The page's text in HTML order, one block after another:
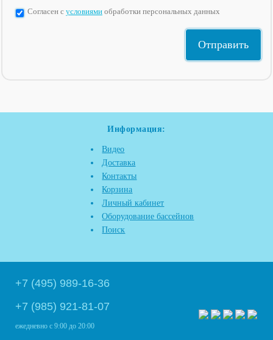
Согласен с условиями обработки персональных данных
Информация:
Видео
Доставка
Контакты
Корзина
Личный кабинет
Оборудование бассейнов
Поиск
+7 (495) 989-16-36
+7 (985) 921-81-07
ежедневно с 9:00 до 20:00